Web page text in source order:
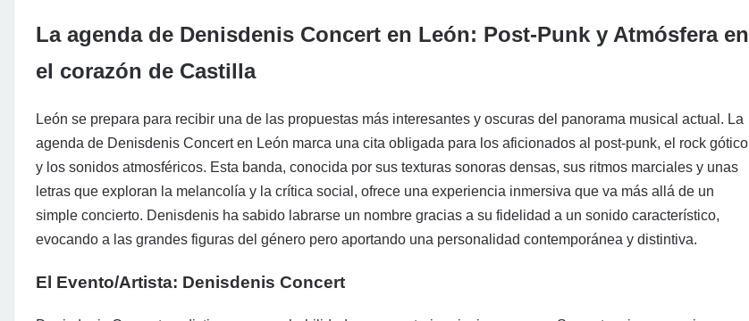
La agenda de Denisdenis Concert en León: Post-Punk y Atmósfera en
el corazón de Castilla
León se prepara para recibir una de las propuestas más interesantes y oscuras del panorama musical actual. La
agenda de Denisdenis Concert en León marca una cita obligada para los aficionados al post-punk, el rock gótico
y los sonidos atmosféricos. Esta banda, conocida por sus texturas sonoras densas, sus ritmos marciales y unas
letras que exploran la melancolía y la crítica social, ofrece una experiencia inmersiva que va más allá de un
simple concierto. Denisdenis ha sabido labrarse un nombre gracias a su fidelidad a un sonido característico,
evocando a las grandes figuras del género pero aportando una personalidad contemporánea y distintiva.
El Evento/Artista: Denisdenis Concert